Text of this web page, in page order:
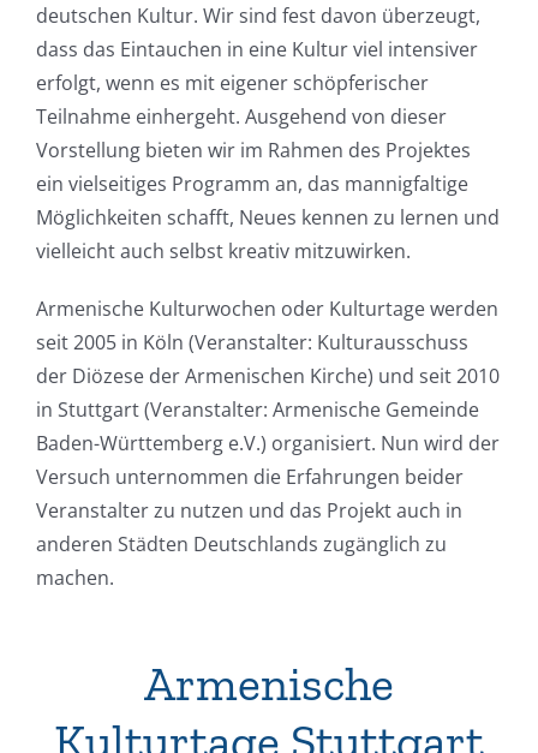
deutschen Kultur. Wir sind fest davon überzeugt,
dass das Eintauchen in eine Kultur viel intensiver
erfolgt, wenn es mit eigener schöpferischer
Teilnahme einhergeht. Ausgehend von dieser
Vorstellung bieten wir im Rahmen des Projektes
ein vielseitiges Programm an, das mannigfaltige
Möglichkeiten schafft, Neues kennen zu lernen und
vielleicht auch selbst kreativ mitzuwirken.
Armenische Kulturwochen oder Kulturtage werden
seit 2005 in Köln (Veranstalter: Kulturausschuss
der Diözese der Armenischen Kirche) und seit 2010
in Stuttgart (Veranstalter: Armenische Gemeinde
Baden-Württemberg e.V.) organisiert. Nun wird der
Versuch unternommen die Erfahrungen beider
Veranstalter zu nutzen und das Projekt auch in
anderen Städten Deutschlands zugänglich zu
machen.
Armenische
Kulturtage Stuttgart